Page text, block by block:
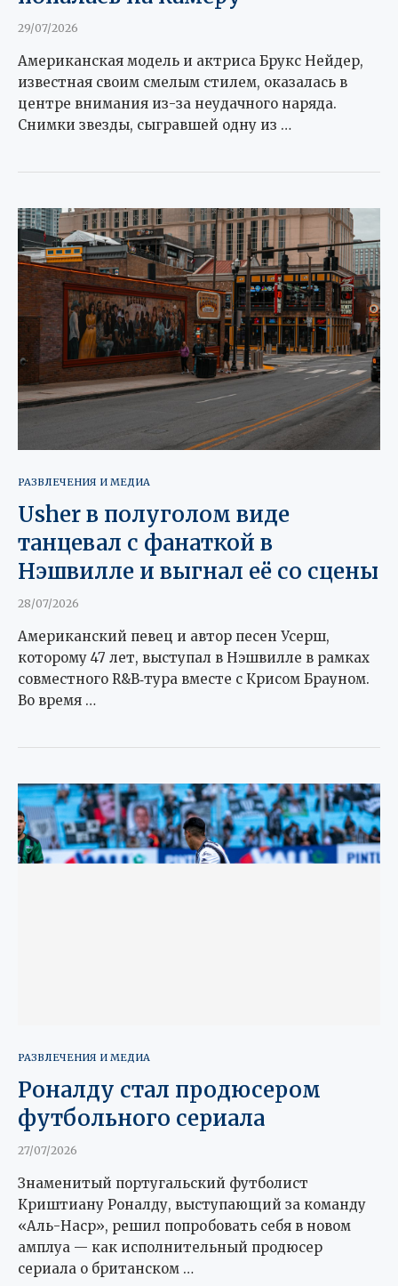
29/07/2026
Американская модель и актриса Брукс Нейдер,
известная своим смелым стилем, оказалась в
центре внимания из-за неудачного наряда.
Снимки звезды, сыгравшей одну из …
РАЗВЛЕЧЕНИЯ И МЕДИА
Usher в полуголом виде
танцевал с фанаткой в
Нэшвилле и выгнал её со сцены
28/07/2026
Американский певец и автор песен Усерш,
которому 47 лет, выступал в Нэшвилле в рамках
совместного R&B‑тура вместе с Крисом Брауном.
Во время …
РАЗВЛЕЧЕНИЯ И МЕДИА
Роналду стал продюсером
футбольного сериала
27/07/2026
Знаменитый португальский футболист
Криштиану Роналду, выступающий за команду
«Аль-Наср», решил попробовать себя в новом
амплуа — как исполнительный продюсер
сериала о британском …